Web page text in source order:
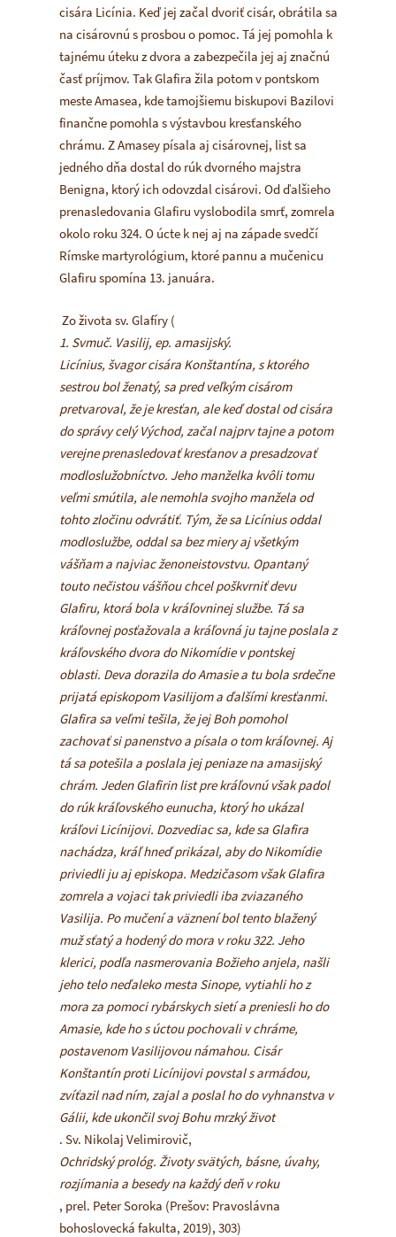
cisára Licínia. Keď jej začal dvoriť cisár, obrátila sa
na cisárovnú s prosbou o pomoc. Tá jej pomohla k
tajnému úteku z dvora a zabezpečila jej aj značnú
časť príjmov. Tak Glafira žila potom v pontskom
meste Amasea, kde tamojšiemu biskupovi Bazilovi
finančne pomohla s výstavbou kresťanského
chrámu. Z Amasey písala aj cisárovnej, list sa
jedného dňa dostal do rúk dvorného majstra
Benigna, ktorý ich odovzdal cisárovi. Od ďalšieho
prenasledovania Glafiru vyslobodila smrť, zomrela
okolo roku 324. O úcte k nej aj na západe svedčí
Rímske martyrológium, ktoré pannu a mučenicu
Glafiru spomína 13. januára.
Zo života sv. Glafíry (
1. Svmuč. Vasilij, ep. amasijský.
Licínius, švagor cisára Konštantína, s ktorého
sestrou bol ženatý, sa pred veľkým cisárom
pretvaroval, že je kresťan, ale keď dostal od cisára
do správy celý Východ, začal najprv tajne a potom
verejne prenasledovať kresťanov a presadzovať
modloslužobníctvo. Jeho manželka kvôli tomu
veľmi smútila, ale nemohla svojho manžela od
tohto zločinu odvrátiť. Tým, že sa Licínius oddal
modloslužbe, oddal sa bez miery aj všetkým
vášňam a najviac ženoneistovstvu. Opantaný
touto nečistou vášňou chcel poškvrniť devu
Glafiru, ktorá bola v kráľovninej službe. Tá sa
kráľovnej posťažovala a kráľovná ju tajne poslala z
kráľovského dvora do Nikomídie v pontskej
oblasti. Deva dorazila do Amasie a tu bola srdečne
prijatá episkopom Vasilijom a ďalšími kresťanmi.
Glafira sa veľmi tešila, že jej Boh pomohol
zachovať si panenstvo a písala o tom kráľovnej. Aj
tá sa potešila a poslala jej peniaze na amasijský
chrám. Jeden Glafirin list pre kráľovnú však padol
do rúk kráľovského eunucha, ktorý ho ukázal
kráľovi Licínijovi. Dozvediac sa, kde sa Glafira
nachádza, kráľ hneď prikázal, aby do Nikomídie
priviedli ju aj episkopa. Medzičasom však Glafira
zomrela a vojaci tak priviedli iba zviazaného
Vasilija. Po mučení a väznení bol tento blažený
muž sťatý a hodený do mora v roku 322. Jeho
klerici, podľa nasmerovania Božieho anjela, našli
jeho telo neďaleko mesta Sinope, vytiahli ho z
mora za pomoci rybárskych sietí a preniesli ho do
Amasie, kde ho s úctou pochovali v chráme,
postavenom Vasilijovou námahou. Cisár
Konštantín proti Licínijovi povstal s armádou,
zvíťazil nad ním, zajal a poslal ho do vyhnanstva v
Gálii, kde ukončil svoj Bohu mrzký život
. Sv. Nikolaj Velimirovič,
Ochridský prológ. Životy svätých, básne, úvahy,
rozjímania a besedy na každý deň v roku
, prel. Peter Soroka (Prešov: Pravoslávna
bohoslovecká fakulta, 2019), 303)